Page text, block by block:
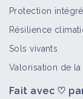
Protection
Résilience
Sols vivants
Valorisation de
Fait avec ♡